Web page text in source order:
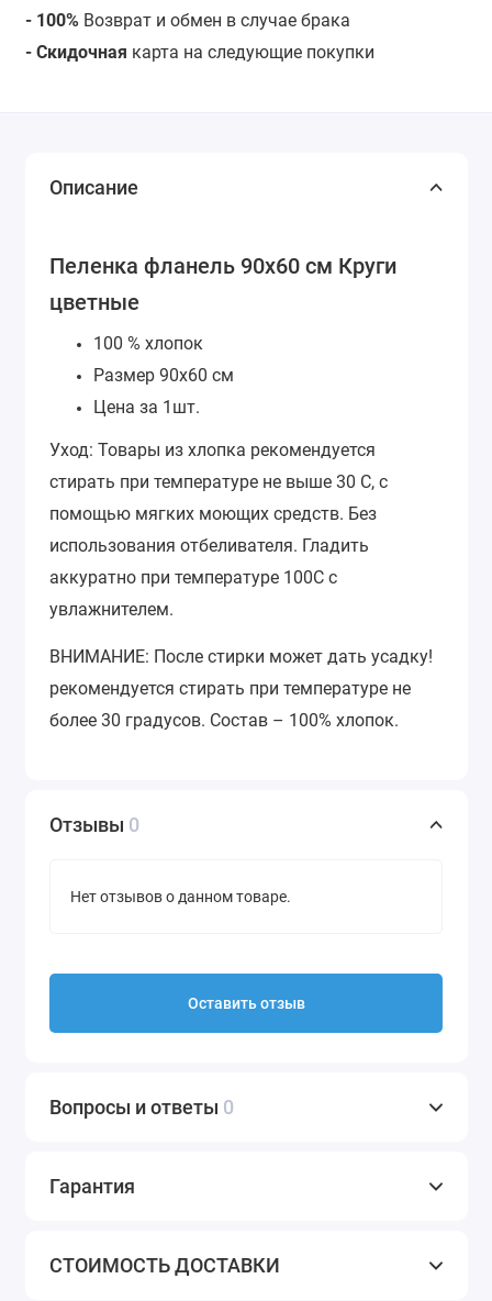
- 100% Возврат и обмен в случае брака
- Скидочная карта на следующие покупки
Описание
Пеленка фланель 90х60 см Круги
цветные
100 % хлопок
Размер 90х60 см
Цена за 1шт.
Уход: Товары из хлопка рекомендуется
стирать при температуре не выше 30 С, с
помощью мягких моющих средств. Без
использования отбеливателя. Гладить
аккуратно при температуре 100С с
увлажнителем.
ВНИМАНИЕ: После стирки может дать усадку!
рекомендуется стирать при температуре не
более 30 градусов. Состав – 100% хлопок.
Отзывы 0
Нет отзывов о данном товаре.
Оставить отзыв
Вопросы и ответы 0
Гарантия
СТОИМОСТЬ ДОСТАВКИ